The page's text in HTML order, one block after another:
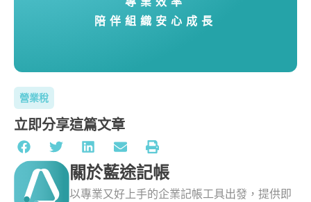
陪伴組織安心成長
營業稅
立即分享這篇文章
關於藍途記帳
以專業又好上手的企業記帳工具出發，提供即